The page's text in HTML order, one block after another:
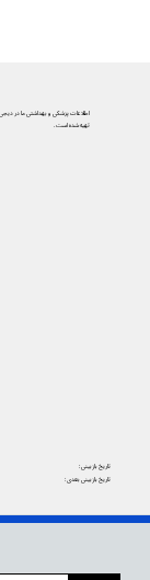
اطلاعات پزشکی و بهداشتی ما در
تهیه شده است.
تاریخ بازبینی:
تاریخ بازبینی بعدی: